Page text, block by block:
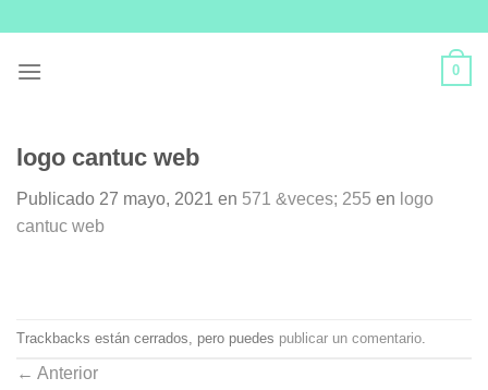
content
0
logo cantuc web
Publicado 27 mayo, 2021 en 571 &veces; 255 en logo
cantuc web
Trackbacks están cerrados, pero puedes publicar un comentario
← Anterior